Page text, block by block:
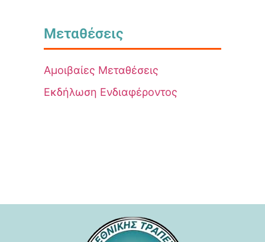
Μεταθέσεις
Αμοιβαίες Μεταθέσεις
Εκδήλωση Ενδιαφέροντος